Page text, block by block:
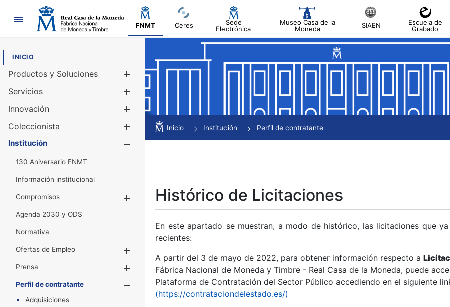
Navegación
FNMT Ceres
Sede
Electrónica
Museo Casa de la
Moneda
SIAEN
Escuela de
Grabado
INICIO
Productos y Soluciones
Mostrar/Ocultar
Servicios
Innovación
Coleccionista
Mostrar/Ocultar
Institución
130 Aniversario FNMT
Información institucional
Compromisos
Mostrar/Ocultar
Agenda 2030 y ODS
Normativa
Ofertas de Empleo
Prensa
Mostrar/Ocultar
Perfil de contratante
Mostrar/Ocultar
Adquisiciones
Inicio Institución Perfil de contratante
Histórico de Licitaciones
En este apartado se muestran, a modo de histórico, las licitaciones que
recientes:
A partir del 3 de mayo de 2022, para obtener información respecto a
Fábrica Nacional de Moneda y Timbre - Real Casa de la Moneda, puede
Plataforma de Contratación del Sector Público accediendo en el siguiente
(https://contrataciondelestado.es/)